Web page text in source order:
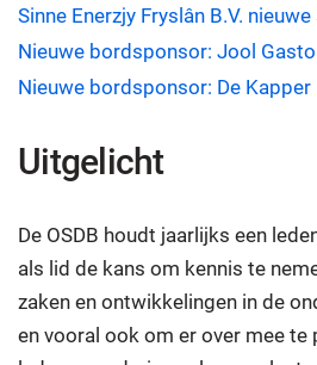
Sinne Enerzjy Fryslân B.V.
Nieuwe bordsponsor: Jool
Nieuwe bordsponsor: De Kapper
Uitgelicht
De OSDB houdt jaarlijks een
als lid de kans om kennis te
zaken en ontwikkelingen in de
en vooral ook om er over mee te